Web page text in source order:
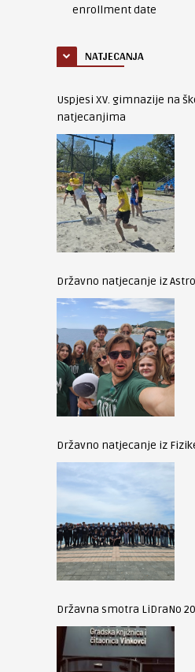
enrollment date
NATJECANJA
Uspjesi XV. gimnazije na
natjecanjima
Državno natjecanje iz
Državno natjecanje iz
Državna smotra LiDraNo